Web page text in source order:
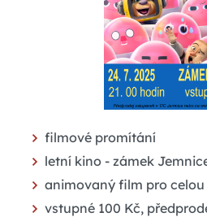
filmové promítání
letní kino - zámek
animovaný film pro
vstupné 100 Kč,